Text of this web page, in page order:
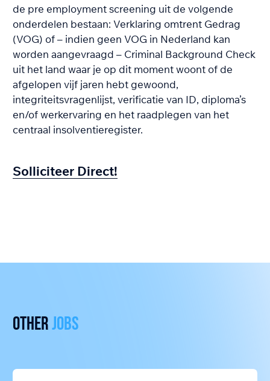
de pre employment screening uit de volgende
onderdelen bestaan: Verklaring omtrent Gedrag
(VOG) of – indien geen VOG in Nederland kan
worden aangevraagd – Criminal Background Check
uit het land waar je op dit moment woont of de
afgelopen vijf jaren hebt gewoond,
integriteitsvragenlijst, verificatie van ID, diploma’s
en/of werkervaring en het raadplegen van het
centraal insolventieregister.
Solliciteer Direct!
Otherjobs